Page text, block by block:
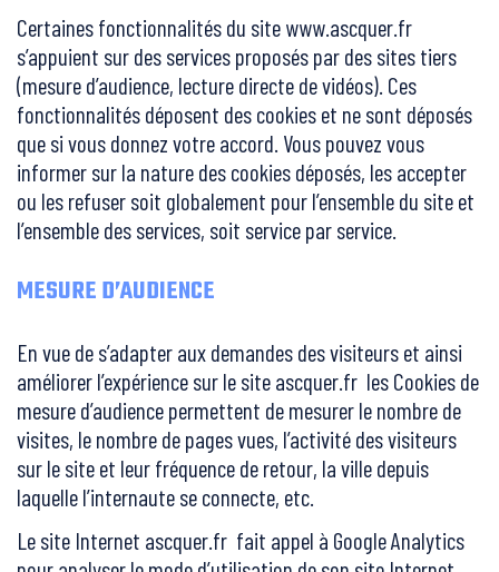
Certaines fonctionnalités du site www.ascquer.fr
s’appuient sur des services proposés par des sites tiers
(mesure d’audience, lecture directe de vidéos). Ces
fonctionnalités déposent des cookies et ne sont déposés
que si vous donnez votre accord. Vous pouvez vous
informer sur la nature des cookies déposés, les accepter
ou les refuser soit globalement pour l’ensemble du site et
l’ensemble des services, soit service par service.
MESURE D’AUDIENCE
En vue de s’adapter aux demandes des visiteurs et ainsi
améliorer l’expérience sur le site ascquer.fr les Cookies de
mesure d’audience permettent de mesurer le nombre de
visites, le nombre de pages vues, l’activité des visiteurs
sur le site et leur fréquence de retour, la ville depuis
laquelle l’internaute se connecte, etc.
Le site Internet ascquer.fr fait appel à Google Analytics